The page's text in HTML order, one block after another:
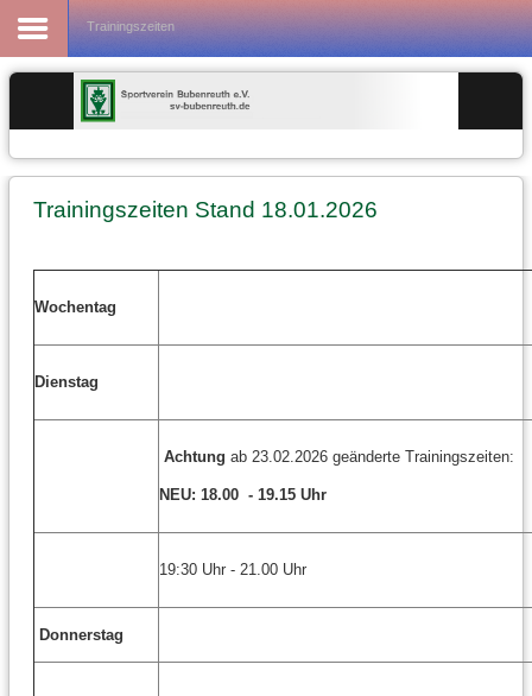
Trainingszeiten
Fußball
Trainingszeiten Stand 18.01.2026
Wochentag
Dienstag
Achtung ab 23.02.2026 geänderte Trainingszeiten:
NEU: 18.00 - 19.15 Uhr
19:30 Uhr - 21.00 Uhr
Donnerstag